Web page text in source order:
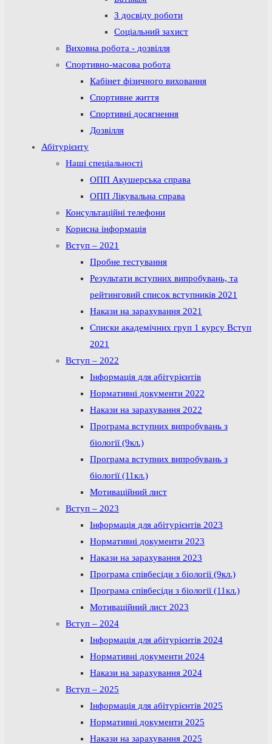
З досвіду роботи
Соціальний захист
Виховна робота - дозвілля
Спортивно-масова робота
Кабінет фізичного виховання
Спортивне життя
Спортивні досягнення
Дозвілля
Абітурієнту
Наші спеціальності
ОПП Акушерська справа
ОПП Лікувальна справа
Консультаційні телефони
Корисна інформація
Вступ – 2021
Пробне тестування
Результати вступних випробувань, та
рейтинговий список вступників 2021
Накази на зарахування 2021
Списки академічних груп 1 курсу Вступ
2021
Вступ – 2022
Інформація для абітурієнтів
Нормативні документи 2022
Накази на зарахування 2022
Програма вступних випробувань з
біології (9кл.)
Програма вступних випробувань з
біології (11кл.)
Мотиваційний лист
Вступ – 2023
Інформація для абітурієнтів 2023
Нормативні документи 2023
Накази на зарахування 2023
Програма співбесіди з біології (9кл.)
Програма співбесіди з біології (11кл.)
Мотиваційний лист 2023
Вступ – 2024
Інформація для абітурієнтів 2024
Нормативні документи 2024
Накази на зарахування 2024
Вступ – 2025
Інформація для абітурієнтів 2025
Нормативні документи 2025
Накази на зарахування 2025